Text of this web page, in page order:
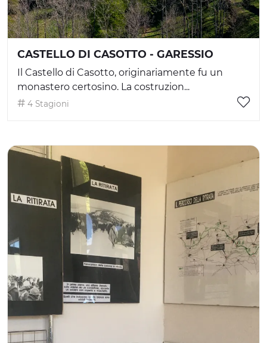
CASTELLO DI CASOTTO - GARESSIO
Il Castello di Casotto, originariamente fu un
monastero certosino. La costruzion...
4 Stagioni